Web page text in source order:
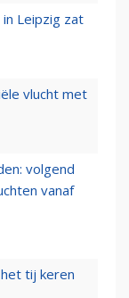
Leipzig zat
vlucht met
volgend
vanaf
tij keren